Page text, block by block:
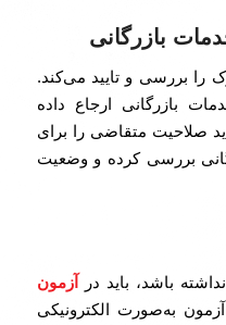
بازرگانی
را بررسی و تایید می‌کند.
بازرگانی ارجاع داده
صلاحیت متقاضی را برای
بررسی کرده و وضعیت
باشد، باید در
آزمون
به‌صورت الکترونیکی